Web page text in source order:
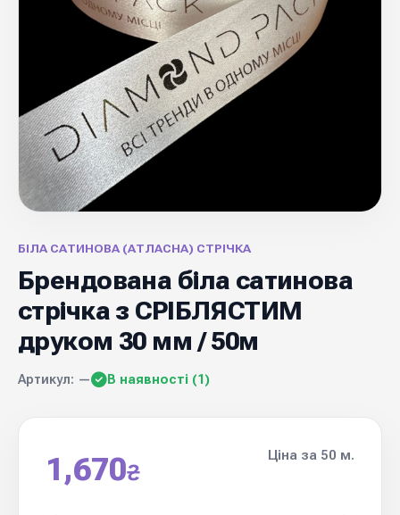
БІЛА САТИНОВА (АТЛАСНА) СТРІЧКА
Брендована біла сатинова
стрічка з СРІБЛЯСТИМ
друком 30 мм / 50м
Артикул: — В наявності (1)
1,670₴
Ціна за 50 м.